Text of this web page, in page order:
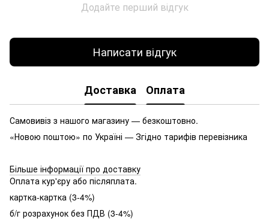
Додайте перший відгук
Написати відгук
Доставка Оплата
Самовивіз з нашого магазину — безкоштовно.
«Новою поштою» по Україні — Згідно тарифів перевізника
Більше інформації про доставку
Оплата кур'єру або післяплата.
картка-картка (3-4%)
б/г розрахунок без ПДВ (3-4%)